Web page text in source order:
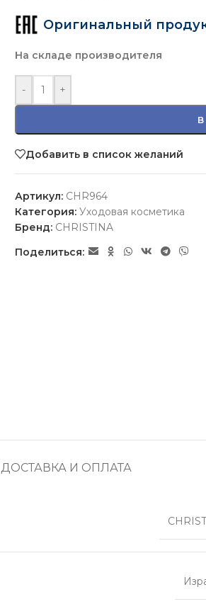
Оригинальный
На складе производителя
- +
Добавить в список желаний
Артикул: CHR964
Категория: Уходовая косметика
Бренд: CHRISTINA
Поделиться:
ДОСТАВКА И ОПЛАТА